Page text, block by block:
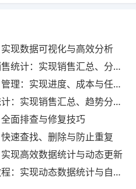
现数据可视化与高效分析
实现销售汇总、分析与动态监控
现进度、成本与任务的高效分析
销售汇总、趋势分析与业绩优化
面排查与修复技巧
速查找、删除与防止重复
现高效数据统计与动态更新
实现动态数据统计与自动更新